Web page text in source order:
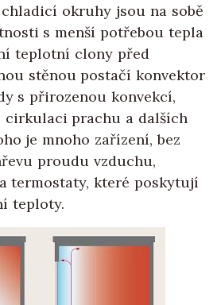
okruhy jsou na sobě
s menší potřebou tepla
teplotní clony před
stěnou postačí konvektor
s přirozenou konvekcí,
prachu a dalších
je mnoho zařízení, bez
proudu vzduchu,
termostaty, které poskytují
teploty.